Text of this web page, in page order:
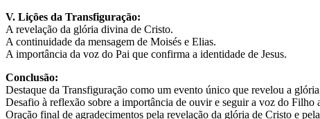
V. Lições da Transfiguração:
A revelação da glória divina de Cristo.
A continuidade da mensagem de Moisés e Elias.
A importância da voz do Pai que confirma a identidade de Jesus.
Conclusão:
Destaque da Transfiguração como um evento único que revelou a
Desafio à reflexão sobre a importância de ouvir e seguir a voz do Filho
Oração final de agradecimentos pela revelação da glória de Cristo e